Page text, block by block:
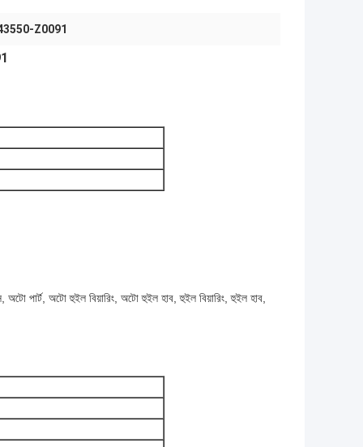
Z0091
অটো পার্ট, অটো হুইল বিয়ারিং, অটো হুইল হাব, হুইল বিয়ারিং, হুইল হাব,